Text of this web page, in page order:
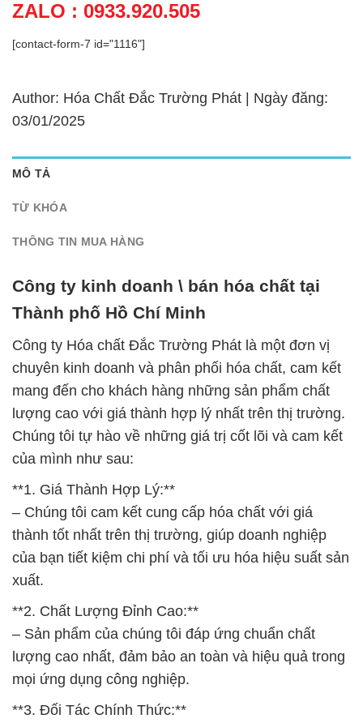
ZALO : 0933.920.505
[contact-form-7 id="1116"]
Author: Hóa Chất Đắc Trường Phát | Ngày đăng:
03/01/2025
MÔ TẢ
TỪ KHÓA
THÔNG TIN MUA HÀNG
Công ty kinh doanh \ bán hóa chất tại
Thành phố Hồ Chí Minh
Công ty Hóa chất Đắc Trường Phát là một đơn vị
chuyên kinh doanh và phân phối hóa chất, cam kết
mang đến cho khách hàng những sản phẩm chất
lượng cao với giá thành hợp lý nhất trên thị trường.
Chúng tôi tự hào về những giá trị cốt lõi và cam kết
của mình như sau:
**1. Giá Thành Hợp Lý:**
– Chúng tôi cam kết cung cấp hóa chất với giá
thành tốt nhất trên thị trường, giúp doanh nghiệp
của bạn tiết kiệm chi phí và tối ưu hóa hiệu suất sản
xuất.
**2. Chất Lượng Đỉnh Cao:**
– Sản phẩm của chúng tôi đáp ứng chuẩn chất
lượng cao nhất, đảm bảo an toàn và hiệu quả trong
mọi ứng dụng công nghiệp.
**3. Đối Tác Chính Thức:**